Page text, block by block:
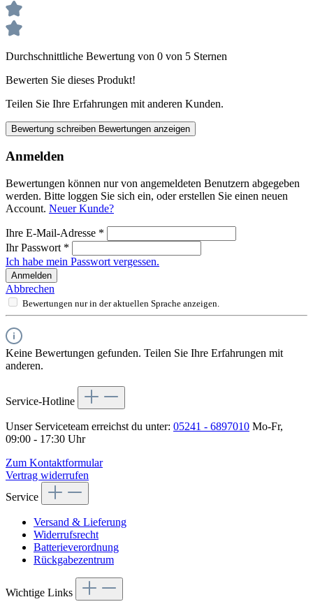
Durchschnittliche Bewertung von 0 von 5 Sternen
Bewerten Sie dieses Produkt!
Teilen Sie Ihre Erfahrungen mit anderen Kunden.
Bewertung schreiben Bewertungen anzeigen
Anmelden
Bewertungen können nur von angemeldeten Benutzern abgegeben
werden. Bitte loggen Sie sich ein, oder erstellen Sie einen neuen
Account. Neuer Kunde?
Ihre E-Mail-Adresse *
Ihr Passwort *
Ich habe mein Passwort vergessen.
Anmelden
Abbrechen
Bewertungen nur in der aktuellen Sprache anzeigen.
Keine Bewertungen gefunden. Teilen Sie Ihre Erfahrungen mit
anderen.
Service-Hotline
Unser Serviceteam erreichst du unter: 05241 - 6897010 Mo-Fr,
09:00 - 17:30 Uhr
Zum Kontaktformular
Vertrag widerrufen
Service
Versand & Lieferung
Widerrufsrecht
Batterieverordnung
Rückgabezentrum
Wichtige Links